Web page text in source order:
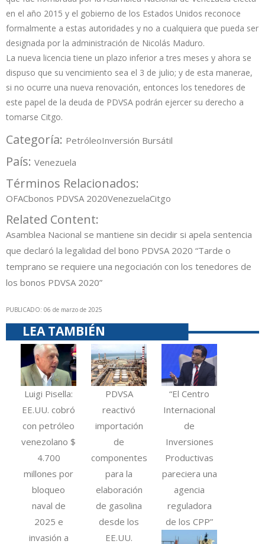
en el año 2015 y el gobierno de los Estados Unidos reconoce
formalmente a estas autoridades y no a cualquiera que pueda ser
designada por la administración de Nicolás Maduro.
La nueva licencia tiene un plazo inferior a tres meses y ahora se
dispuso que su vencimiento sea el 3 de julio; y de esta manerae,
si no ocurre una nueva renovación, entonces los tenedores de
este papel de la deuda de PDVSA podrán ejercer su derecho a
tomarse Citgo.
Categoría: PetróleoInversión Bursátil
País: Venezuela
Términos Relacionados:
OFACbonos PDVSA 2020VenezuelaCitgo
Related Content:
Asamblea Nacional se mantiene sin decidir si apela sentencia
que declaró la legalidad del bono PDVSA 2020 “Tarde o
temprano se requiere una negociación con los tenedores de
los bonos PDVSA 2020”
PUBLICADO: 06 de marzo de 2025
LEA TAMBIÉN
Luigi Pisella:
EE.UU. cobró
con petróleo
venezolano $
4.700
millones por
bloqueo
naval de
2025 e
invasión a
PDVSA
reactivó
importación
de
componentes
para la
elaboración
de gasolina
desde los
EE.UU.
“El Centro
Internacional
de
Inversiones
Productivas
pareciera una
agencia
reguladora
de los CPP”